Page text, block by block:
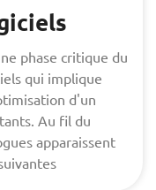
phase critique du
qui implique
d'un
Au fil du
apparaissent